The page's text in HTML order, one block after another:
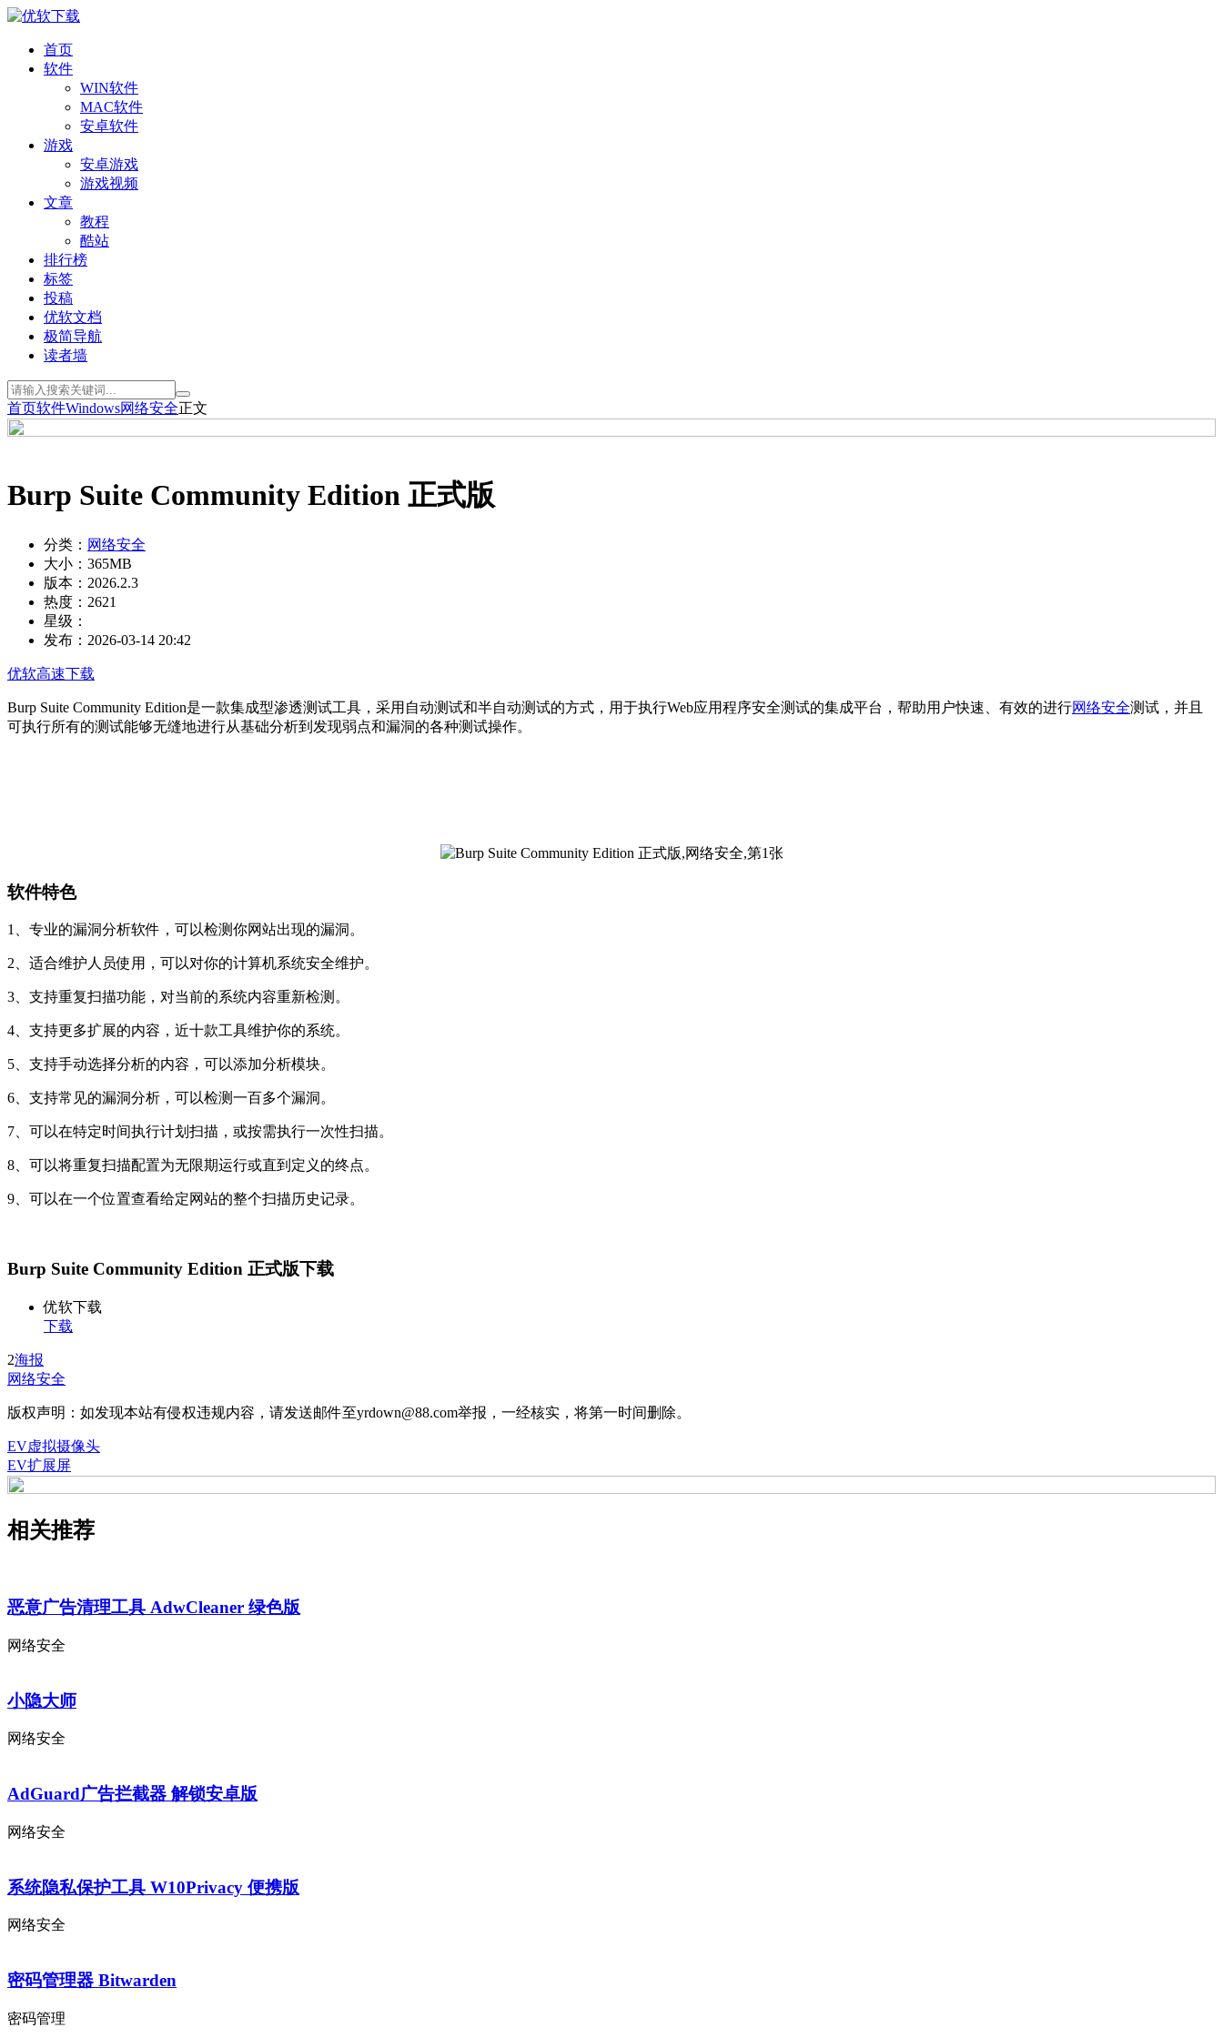
首页
软件
WIN软件
MAC软件
安卓软件
游戏
安卓游戏
游戏视频
文章
教程
酷站
排行榜
标签
投稿
优软文档
极简导航
读者墙
首页软件Windows网络安全正文
Burp Suite Community Edition 正式版
分类： 网络安全
大小： 365MB
版本： 2026.2.3
热度： 2621
星级：
发布： 2026-03-14 20:42
优软高速下载
Burp Suite Community Edition是一款集成型渗透测试工具，采用自动测试和半自动测试的方式，用于执行Web应用程序安全测试的集成平台，帮助用户快速、有效的进行网络安全测试，并且
可执行所有的测试能够无缝地进行从基础分析到发现弱点和漏洞的各种测试操作。
软件特色
1、专业的漏洞分析软件，可以检测你网站出现的漏洞。
2、适合维护人员使用，可以对你的计算机系统安全维护。
3、支持重复扫描功能，对当前的系统内容重新检测。
4、支持更多扩展的内容，近十款工具维护你的系统。
5、支持手动选择分析的内容，可以添加分析模块。
6、支持常见的漏洞分析，可以检测一百多个漏洞。
7、可以在特定时间执行计划扫描，或按需执行一次性扫描。
8、可以将重复扫描配置为无限期运行或直到定义的终点。
9、可以在一个位置查看给定网站的整个扫描历史记录。
Burp Suite Community Edition 正式版下载
优软下载
下载
2海报
网络安全
版权声明：如发现本站有侵权违规内容，请发送邮件至yrdown@88.com举报，一经核实，将第一时间删除。
EV虚拟摄像头
EV扩展屏
相关推荐
恶意广告清理工具 AdwCleaner 绿色版
网络安全
小隐大师
网络安全
AdGuard广告拦截器 解锁安卓版
网络安全
系统隐私保护工具 W10Privacy 便携版
网络安全
密码管理器 Bitwarden
密码管理